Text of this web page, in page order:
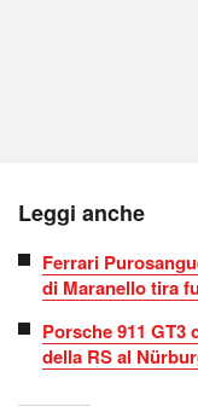
Leggi anche
Ferrari
di Maranello tira
Porsche 911
della RS al